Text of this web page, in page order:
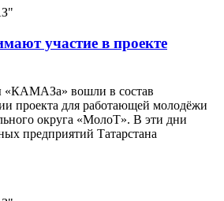
участие в проекте
«КАМАЗа» вошли в состав
проекта для работающей молодёжи
округа «МолоТ». В эти дни
предприятий Татарстана